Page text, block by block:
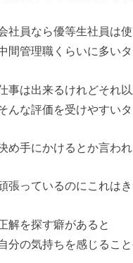
社員なら優等生社員は
間管理職くらいに多い
事は出来るけれどそれ
んな評価を受けやすい
め手にかけるとか言わ
張っているのにこれは
解を探す癖があると
分の気持ちを感じるこ